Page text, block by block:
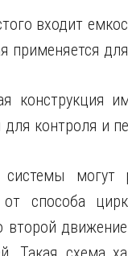
входит
применяется
конструкция
контроля и
системы
от способа
второй